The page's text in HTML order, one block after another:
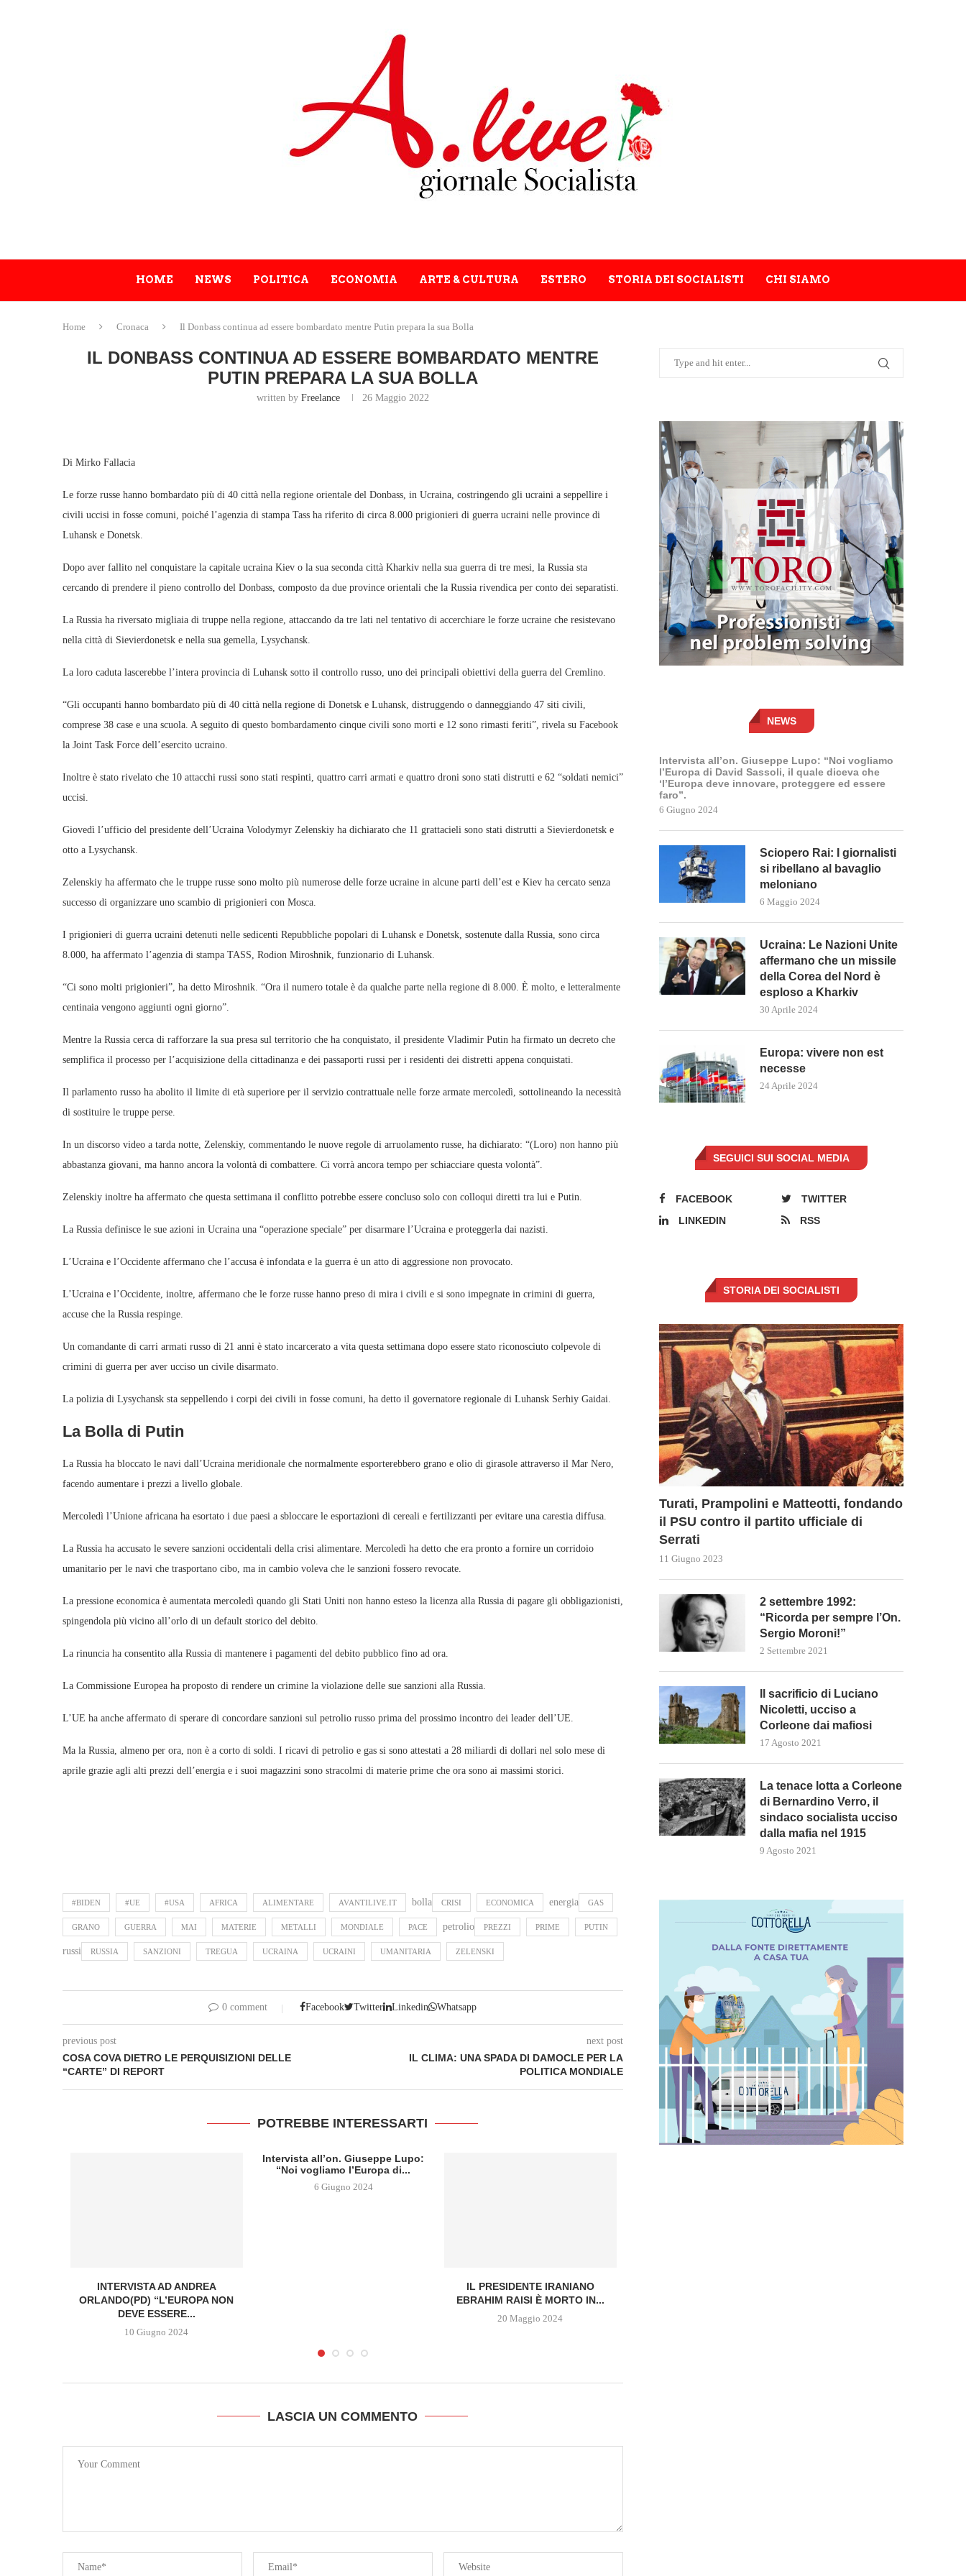
HOME NEWS POLITICA ECONOMIA ARTE & CULTURA ESTERO STORIA DEI SOCIALISTI CHI SIAMO
Home Cronaca Il Donbass continua ad essere bombardato mentre Putin prepara la sua Bolla
IL DONBASS CONTINUA AD ESSERE BOMBARDATO MENTRE
PUTIN PREPARA LA SUA BOLLA
written by Freelance 26 Maggio 2022
Di Mirko Fallacia
Le forze russe hanno bombardato più di 40 città nella regione orientale del Donbass, in Ucraina, costringendo gli ucraini a seppellire i
civili uccisi in fosse comuni, poiché l’agenzia di stampa Tass ha riferito di circa 8.000 prigionieri di guerra ucraini nelle province di
Luhansk e Donetsk.
Dopo aver fallito nel conquistare la capitale ucraina Kiev o la sua seconda città Kharkiv nella sua guerra di tre mesi, la Russia sta
cercando di prendere il pieno controllo del Donbass, composto da due province orientali che la Russia rivendica per conto dei separatisti.
La Russia ha riversato migliaia di truppe nella regione, attaccando da tre lati nel tentativo di accerchiare le forze ucraine che resistevano
nella città di Sievierdonetsk e nella sua gemella, Lysychansk.
La loro caduta lascerebbe l’intera provincia di Luhansk sotto il controllo russo, uno dei principali obiettivi della guerra del Cremlino.
“Gli occupanti hanno bombardato più di 40 città nella regione di Donetsk e Luhansk, distruggendo o danneggiando 47 siti civili,
comprese 38 case e una scuola. A seguito di questo bombardamento cinque civili sono morti e 12 sono rimasti feriti”, rivela su Facebook
la Joint Task Force dell’esercito ucraino.
Inoltre è stato rivelato che 10 attacchi russi sono stati respinti, quattro carri armati e quattro droni sono stati distrutti e 62 “soldati nemici”
uccisi.
Giovedì l’ufficio del presidente dell’Ucraina Volodymyr Zelenskiy ha dichiarato che 11 grattacieli sono stati distrutti a Sievierdonetsk e
otto a Lysychansk.
Zelenskiy ha affermato che le truppe russe sono molto più numerose delle forze ucraine in alcune parti dell’est e Kiev ha cercato senza
successo di organizzare uno scambio di prigionieri con Mosca.
I prigionieri di guerra ucraini detenuti nelle sedicenti Repubbliche popolari di Luhansk e Donetsk, sostenute dalla Russia, sono circa
8.000, ha affermato l’agenzia di stampa TASS, Rodion Miroshnik, funzionario di Luhansk.
“Ci sono molti prigionieri”, ha detto Miroshnik. “Ora il numero totale è da qualche parte nella regione di 8.000. È molto, e letteralmente
centinaia vengono aggiunti ogni giorno”.
Mentre la Russia cerca di rafforzare la sua presa sul territorio che ha conquistato, il presidente Vladimir Putin ha firmato un decreto che
semplifica il processo per l’acquisizione della cittadinanza e dei passaporti russi per i residenti dei distretti appena conquistati.
Il parlamento russo ha abolito il limite di età superiore per il servizio contrattuale nelle forze armate mercoledì, sottolineando la necessità
di sostituire le truppe perse.
In un discorso video a tarda notte, Zelenskiy, commentando le nuove regole di arruolamento russe, ha dichiarato: “(Loro) non hanno più
abbastanza giovani, ma hanno ancora la volontà di combattere. Ci vorrà ancora tempo per schiacciare questa volontà”.
Zelenskiy inoltre ha affermato che questa settimana il conflitto potrebbe essere concluso solo con colloqui diretti tra lui e Putin.
La Russia definisce le sue azioni in Ucraina una “operazione speciale” per disarmare l’Ucraina e proteggerla dai nazisti.
L’Ucraina e l’Occidente affermano che l’accusa è infondata e la guerra è un atto di aggressione non provocato.
L’Ucraina e l’Occidente, inoltre, affermano che le forze russe hanno preso di mira i civili e si sono impegnate in crimini di guerra,
accuse che la Russia respinge.
Un comandante di carri armati russo di 21 anni è stato incarcerato a vita questa settimana dopo essere stato riconosciuto colpevole di
crimini di guerra per aver ucciso un civile disarmato.
La polizia di Lysychansk sta seppellendo i corpi dei civili in fosse comuni, ha detto il governatore regionale di Luhansk Serhiy Gaidai.
La Bolla di Putin
La Russia ha bloccato le navi dall’Ucraina meridionale che normalmente esporterebbero grano e olio di girasole attraverso il Mar Nero,
facendo aumentare i prezzi a livello globale.
Mercoledì l’Unione africana ha esortato i due paesi a sbloccare le esportazioni di cereali e fertilizzanti per evitare una carestia diffusa.
La Russia ha accusato le severe sanzioni occidentali della crisi alimentare. Mercoledì ha detto che era pronto a fornire un corridoio
umanitario per le navi che trasportano cibo, ma in cambio voleva che le sanzioni fossero revocate.
La pressione economica è aumentata mercoledì quando gli Stati Uniti non hanno esteso la licenza alla Russia di pagare gli obbligazionisti,
spingendola più vicino all’orlo di un default storico del debito.
La rinuncia ha consentito alla Russia di mantenere i pagamenti del debito pubblico fino ad ora.
La Commissione Europea ha proposto di rendere un crimine la violazione delle sue sanzioni alla Russia.
L’UE ha anche affermato di sperare di concordare sanzioni sul petrolio russo prima del prossimo incontro dei leader dell’UE.
Ma la Russia, almeno per ora, non è a corto di soldi. I ricavi di petrolio e gas si sono attestati a 28 miliardi di dollari nel solo mese di
aprile grazie agli alti prezzi dell’energia e i suoi magazzini sono stracolmi di materie prime che ora sono ai massimi storici.
#BIDEN #UE #USA AFRICA ALIMENTARE AVANTILIVE.IT bolla CRISI ECONOMICA energia GAS
GRANO GUERRA MAI MATERIE METALLI MONDIALE PACE petrolio PREZZI PRIME PUTIN
russi RUSSIA SANZIONI TREGUA UCRAINA UCRAINI UMANITARIA ZELENSKI
0 comment Facebook Twitter Linkedin Whatsapp
previous post
COSA COVA DIETRO LE PERQUISIZIONI DELLE
“CARTE” DI REPORT
next post
IL CLIMA: UNA SPADA DI DAMOCLE PER LA
POLITICA MONDIALE
POTREBBE INTERESSARTI
INTERVISTA AD ANDREA
ORLANDO(PD) “L’EUROPA NON
DEVE ESSERE...
10 Giugno 2024
Intervista all’on. Giuseppe Lupo:
“Noi vogliamo l’Europa di...
6 Giugno 2024
IL PRESIDENTE IRANIANO
EBRAHIM RAISI È MORTO IN...
20 Maggio 2024
LASCIA UN COMMENTO
NEWS
Intervista all’on. Giuseppe Lupo: “Noi vogliamo
l’Europa di David Sassoli, il quale diceva che
‘l’Europa deve innovare, proteggere ed essere
faro”.
6 Giugno 2024
Sciopero Rai: I giornalisti
si ribellano al bavaglio
meloniano
6 Maggio 2024
Ucraina: Le Nazioni Unite
affermano che un missile
della Corea del Nord è
esploso a Kharkiv
30 Aprile 2024
Europa: vivere non est
necesse
24 Aprile 2024
SEGUICI SUI SOCIAL MEDIA
FACEBOOK
TWITTER
LINKEDIN
RSS
STORIA DEI SOCIALISTI
Turati, Prampolini e Matteotti, fondando
il PSU contro il partito ufficiale di
Serrati
11 Giugno 2023
2 settembre 1992:
“Ricorda per sempre l’On.
Sergio Moroni!”
2 Settembre 2021
Il sacrificio di Luciano
Nicoletti, ucciso a
Corleone dai mafiosi
17 Agosto 2021
La tenace lotta a Corleone
di Bernardino Verro, il
sindaco socialista ucciso
dalla mafia nel 1915
9 Agosto 2021